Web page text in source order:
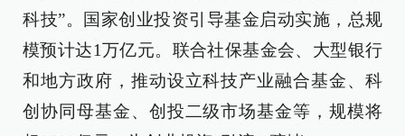
科技”。国家创业投资引导基金启动实施，总规
模预计达1万亿元。联合社保基金会、大型银行
和地方政府，推动设立科技产业融合基金、科
创协同母基金、创投二级市场基金等，规模将